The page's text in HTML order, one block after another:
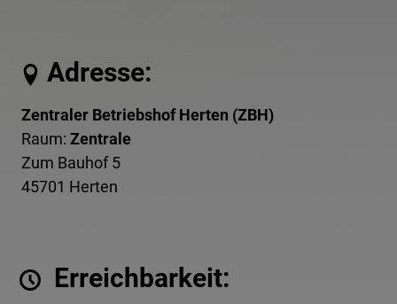
Adresse:
Zentraler Betriebshof Herten (ZBH)
Raum: Zentrale
Zum Bauhof 5
45701 Herten
Erreichbarkeit: